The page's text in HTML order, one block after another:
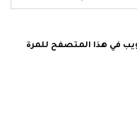
في هذا المتصفح للمرة